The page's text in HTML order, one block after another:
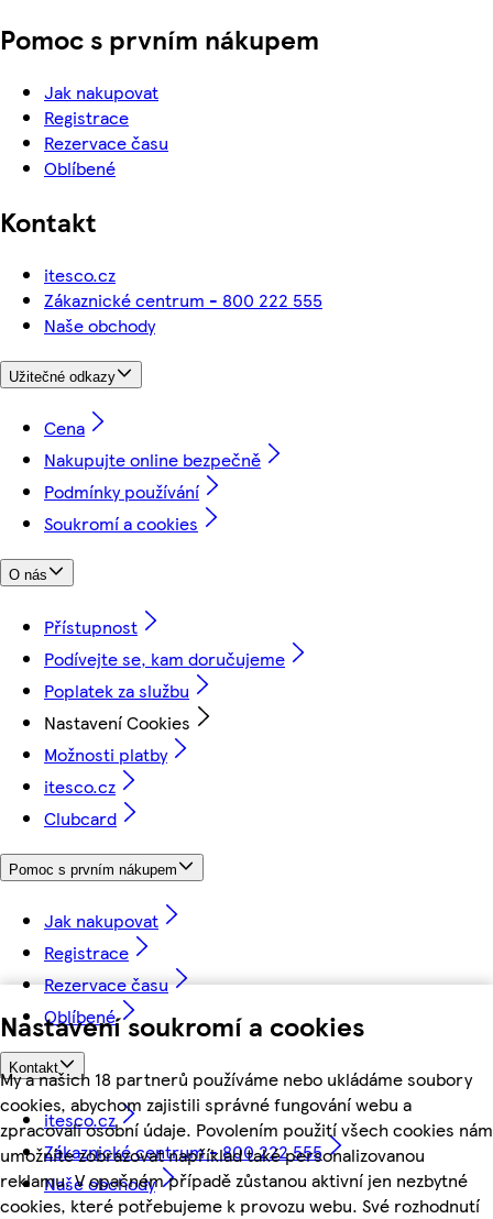
Nastavení soukromí a cookies
My a našich 18 partnerů používáme nebo ukládáme soubory
cookies, abychom zajistili správné fungování webu a
zpracovali osobní údaje. Povolením použití všech cookies nám
umožníte zobrazovat například také personalizovanou
reklamu. V opačném případě zůstanou aktivní jen nezbytné
cookies, které potřebujeme k provozu webu. Své rozhodnutí
Pomoc s prvním nákupem
Jak nakupovat
Registrace
Rezervace času
Oblíbené
Kontakt
itesco.cz
Zákaznické centrum - 800 222 555
Naše obchody
Užitečné odkazy
Cena
Nakupujte online bezpečně
Podmínky používání
Soukromí a cookies
O nás
Přístupnost
Podívejte se, kam doručujeme
Poplatek za službu
Nastavení Cookies
Možnosti platby
itesco.cz
Clubcard
Pomoc s prvním nákupem
Jak nakupovat
Registrace
Rezervace času
Oblíbené
Kontakt
itesco.cz
Zákaznické centrum - 800 222 555
Naše obchody